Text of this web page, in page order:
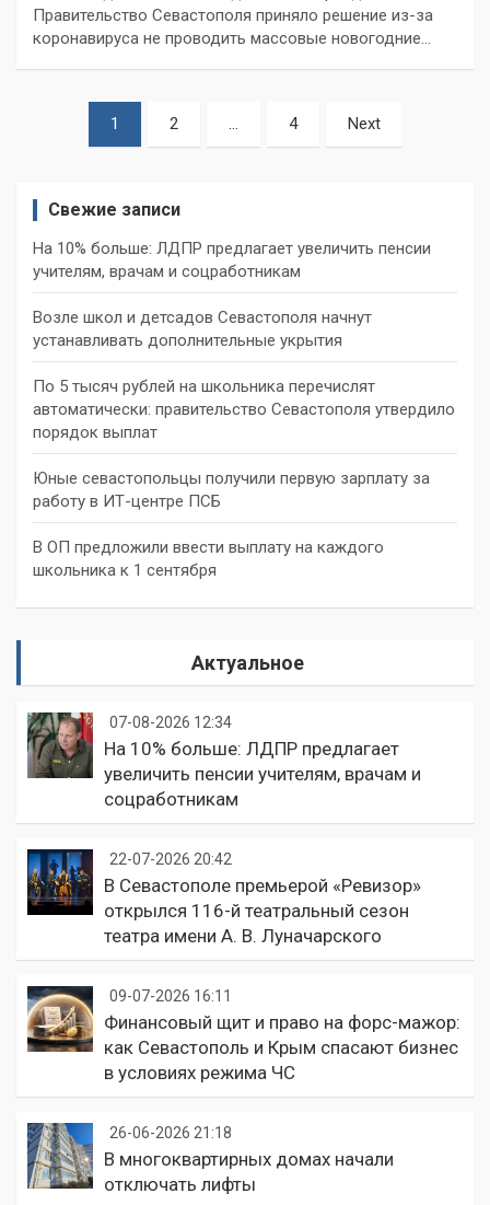
Правительство Севастополя приняло решение из-за
коронавируса не проводить массовые новогодние…
Пагинация
записей
1 2 4 Next
Свежие записи
На 10% больше: ЛДПР предлагает увеличить пенсии
учителям, врачам и соцработникам
Возле школ и детсадов Севастополя начнут
устанавливать дополнительные укрытия
По 5 тысяч рублей на школьника перечислят
автоматически: правительство Севастополя утвердило
порядок выплат
Юные севастопольцы получили первую зарплату за
работу в ИТ-центре ПСБ
В ОП предложили ввести выплату на каждого
школьника к 1 сентября
Актуальное
07-08-2026 12:34
На 10% больше: ЛДПР предлагает
увеличить пенсии учителям, врачам и
соцработникам
22-07-2026 20:42
В Севастополе премьерой «Ревизор»
открылся 116-й театральный сезон
театра имени А. В. Луначарского
09-07-2026 16:11
Финансовый щит и право на форс-мажор:
как Севастополь и Крым спасают бизнес
в условиях режима ЧС
26-06-2026 21:18
В многоквартирных домах начали
отключать лифты